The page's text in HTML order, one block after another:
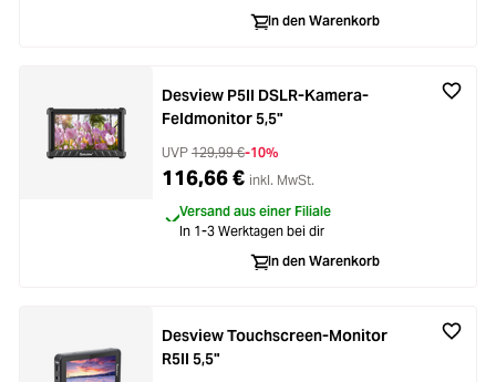
In den Warenkorb
Desview P5II DSLR-Kamera-
Feldmonitor 5,5"
UVP 129,99 €-10%
116,66 € inkl. MwSt.
Versand aus einer Filiale
In 1-3 Werktagen bei dir
In den Warenkorb
Desview Touchscreen-Monitor
R5II 5,5"